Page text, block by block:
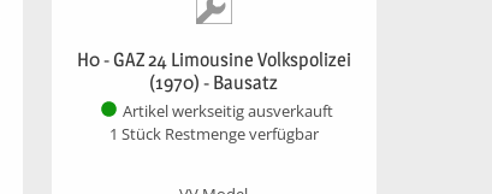
H0 - GAZ 24 Limousine Volkspolizei
(1970) - Bausatz
Artikel werkseitig ausverkauft
1 Stück Restmenge verfügbar